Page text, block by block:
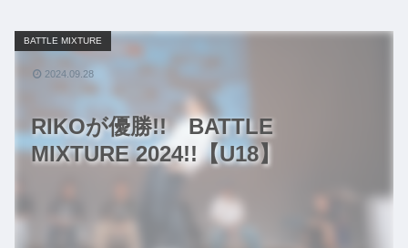
RIKOが優勝!! BATTLE
MIXTURE 2024!!【U18】
BATTLE MIXTURE
2024.09.28